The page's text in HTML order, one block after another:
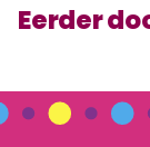
Eerder